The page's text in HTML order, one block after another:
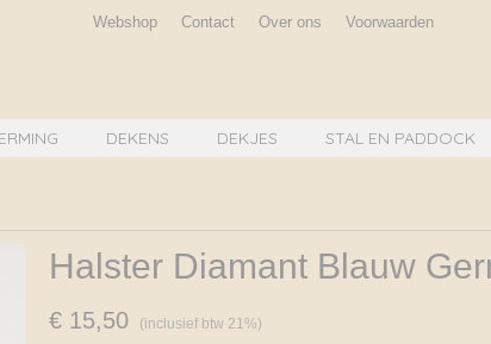
Webshop Contact Over ons Voorwaarden
DEKENS DEKJES STAL EN PADDOCK
Halster Diamant Blauw
€ 15,50 (inclusief btw 21%)